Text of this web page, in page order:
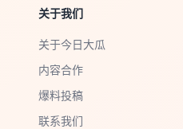
关于我们
关于今日大瓜
内容合作
爆料投稿
联系我们